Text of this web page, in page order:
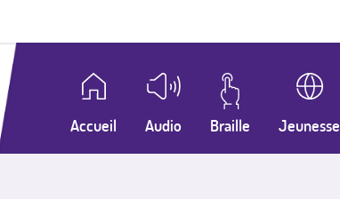
Accueil Audio Braille Jeunesse